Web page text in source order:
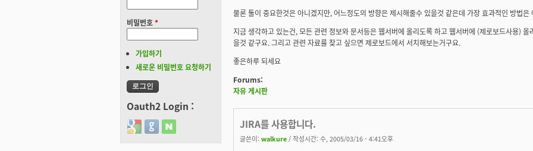
물론 툴이 중요한것은 아니겠지만, 어느정도의 방향은 제시해줄수 있을것 같은데 가장 효과적인 방법은
지금 생각하고 있는건, 모든 관련 정보와 문서등은 웹서버에 올리도록 하고 웹서버에 (제로보드사용)
을것 같구요. 그리고 관련 자료를 찾고 싶으면 제로보드에서 서치해보는거구요.
좋은하루 되세요
Forums:
자유 게시판
JIRA를 사용합니다.
글쓴이: walkure / 작성시간: 수, 2005/03/16 - 4:41오후
비밀번호*
가입하기
새로운 비밀번호 요청하기
Oauth2 Login :
Login with Google
Login with GitHub
Login with Naver